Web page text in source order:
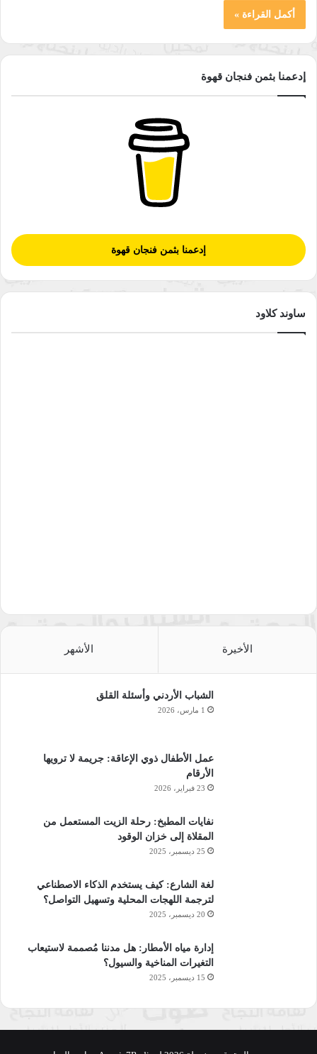
أكمل القراءة »
إدعمنا بثمن فنجان قهوة
إدعمنا بثمن فنجان قهوة
ساوند كلاود
الأخيرة الأشهر
الشباب الأردني وأسئلة القلق
1 مارس، 2026
عمل الأطفال ذوي الإعاقة: جريمة لا ترويها
الأرقام
23 فبراير، 2026
نفايات المطبخ: رحلة الزيت المستعمل من
المقلاة إلى خزان الوقود
25 ديسمبر، 2025
لغة الشارع: كيف يستخدم الذكاء الاصطناعي
لترجمة اللهجات المحلية وتسهيل التواصل؟
20 ديسمبر، 2025
إدارة مياه الأمطار: هل مدننا مُصممة لاستيعاب
التغيرات المناخية والسيول؟
15 ديسمبر، 2025